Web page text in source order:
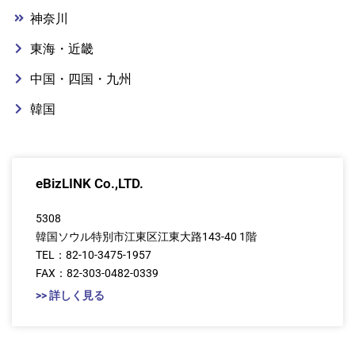
神奈川
東海・近畿
中国・四国・九州
韓国
eBizLINK Co.,LTD.
5308
韓国ソウル特別市江東区江東大路143-40 1階
TEL：82-10-3475-1957
FAX：82-303-0482-0339
>> 詳しく見る